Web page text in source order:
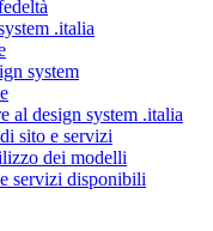
.italia
system
al design system .italia
sito e servizi
dei modelli
servizi disponibili